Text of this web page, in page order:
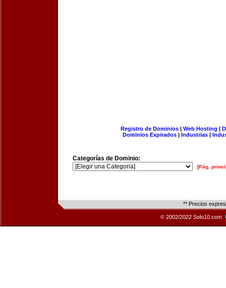
Registro de Dominios| Web Hosting |
Dominios Expirados | Industrias |
Categorías de Dominio:
[Pág.
** Precios
© 2002/2022 Solo10.com